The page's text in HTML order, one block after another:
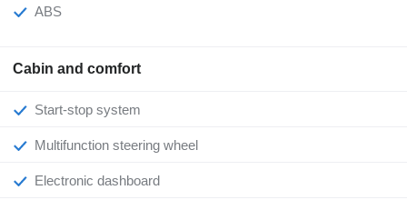
ABS
Cabin and comfort
Start-stop system
Multifunction steering wheel
Electronic dashboard